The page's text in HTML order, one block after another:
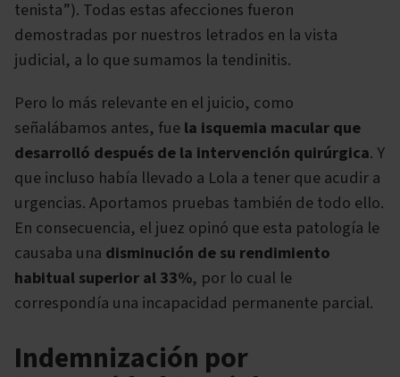
tenista”). Todas estas afecciones fueron
demostradas por nuestros letrados en la vista
judicial, a lo que sumamos la tendinitis.
Pero lo más relevante en el juicio, como
señalábamos antes, fuela isquemia macular que
desarrolló después de la intervención quirúrgica. Y
que incluso había llevado a Lola a tener que acudir a
urgencias. Aportamos pruebas también de todo ello.
En consecuencia, el juez opinó que esta patología le
causaba una disminución de su rendimiento
habitual superior al 33%, por lo cual le
correspondía una incapacidad permanente parcial.
Indemnización por